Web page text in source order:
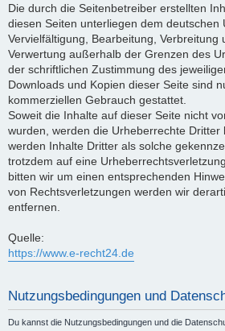
Die durch die Seitenbetreiber erstellten
diesen Seiten unterliegen dem deutschen
Vervielfältigung, Bearbeitung, Verbreitung
Verwertung außerhalb der Grenzen des
der schriftlichen Zustimmung des
Downloads und Kopien dieser Seite sind
kommerziellen Gebrauch gestattet.
Soweit die Inhalte auf dieser Seite nicht
wurden, werden die Urheberrechte
werden Inhalte Dritter als solche
trotzdem auf eine
bitten wir um einen entsprechenden
von Rechtsverletzungen werden wir
entfernen.
Quelle:
https://www.e-recht24.de
Nutzungsbedingungen und
Du kannst die Nutzungsbedingungen und die